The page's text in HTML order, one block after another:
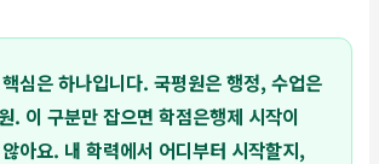
심은 하나입니다. 국평원은 행정, 수업은
. 이 구분만 잡으면 학점은행제 시작이
아요. 내 학력에서 어디부터 시작할지,